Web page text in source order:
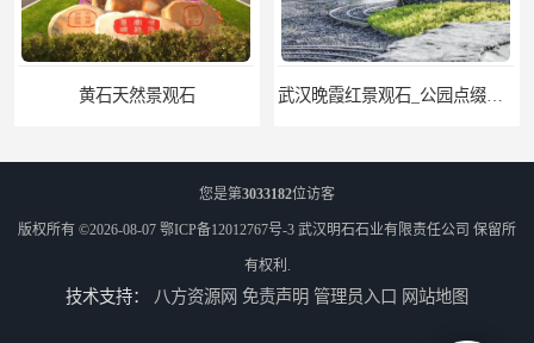
黄石天然景观石
您是第3033182位访客
版权所有 ©2026-08-07 鄂ICP备12012767号-3 武汉明石石业有限责任公司 保留所
有权利.
技术支持： 八方资源网 免责声明 管理员入口 网站地图